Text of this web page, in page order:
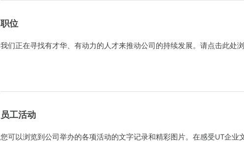
职位
我们正在寻找有才华、有动力的人才来推动公司的持续发展。请点击此处浏
员工活动
您可以浏览到公司举办的各项活动的文字记录和精彩图片。在感受UT企业